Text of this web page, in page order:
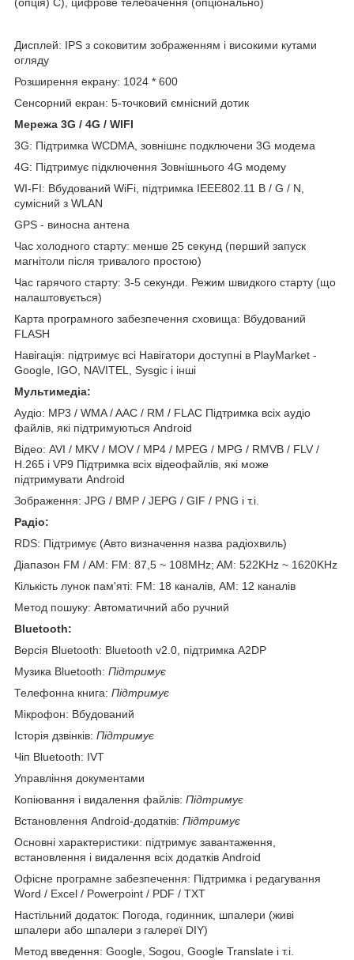
(опція) С), цифрове телебачення (опціонально)
Дисплей: IPS з соковитим зображенням і високими кутами
огляду
Розширення екрану: 1024 * 600
Сенсорний екран: 5-точковий ємнісний дотик
Мережа 3G / 4G / WIFI
3G: Підтримка WCDMA, зовнішнє подключени 3G модема
4G: Підтримує підключення Зовнішнього 4G модему
WI-FI: Вбудований WiFi, підтримка IEEE802.11 B / G / N,
сумісний з WLAN
GPS - виносна антена
Час холодного старту: менше 25 секунд (перший запуск
магнітоли після тривалого простою)
Час гарячого старту: 3-5 секунди. Режим швидкого старту (що
налаштовується)
Карта програмного забезпечення сховища: Вбудований
FLASH
Навігація: підтримує всі Навігатори доступні в PlayMarket -
Google, IGO, NAVITEL, Sysgic і інші
Мультимедіа:
Аудіо: MP3 / WMA / AAC / RM / FLAC Підтримка всіх аудіо
файлів, які підтримуються Android
Відео: AVI / MKV / MOV / MP4 / MPEG / MPG / RMVB / FLV /
H.265 і VP9 Підтримка всіх відеофайлів, які може
підтримувати Android
Зображення: JPG / BMP / JEPG / GIF / PNG і т.і.
Радіо:
RDS: Підтримує (Авто визначення назва радіохвиль)
Діапазон FM / AM: FM: 87,5 ~ 108MHz; AM: 522KHz ~ 1620KHz
Кількість лунок пам'яті: FM: 18 каналів, AM: 12 каналів
Метод пошуку: Автоматичний або ручний
Bluetooth:
Версія Bluetooth: Bluetooth v2.0, підтримка A2DP
Музика Bluetooth: Підтримує
Телефонна книга: Підтримує
Мікрофон: Вбудований
Історія дзвінків: Підтримує
Чіп Bluetooth: IVT
Управління документами
Копіювання і видалення файлів: Підтримує
Встановлення Android-додатків: Підтримує
Основні характеристики: підтримує завантаження,
встановлення і видалення всіх додатків Android
Офісне програмне забезпечення: Підтримка і редагування
Word / Excel / Powerpoint / PDF / TXT
Настільний додаток: Погода, годинник, шпалери (живі
шпалери або шпалери з галереї DIY)
Метод введення: Google, Sogou, Google Translate і т.і.